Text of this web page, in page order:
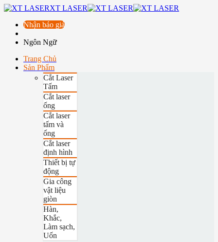
XT LASER
Nhận báo giá
Ngôn Ngữ
Trang Chủ
Sản Phẩm
Cắt Laser
Tấm
Cắt laser
ống
Cắt laser
tấm và
ống
Cắt laser
định hình
Thiết bị tự
động
Gia công
vật liệu
giòn
Hàn,
Khắc,
Làm sạch,
Uốn